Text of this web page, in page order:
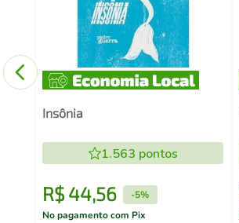
Insônia
1.563 pontos
R$ 44,56 -5%
No pagamento com Pix